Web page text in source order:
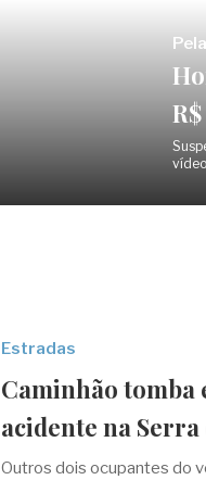
Estradas
Caminhão
acidente na Serra
Outros dois ocupantes do